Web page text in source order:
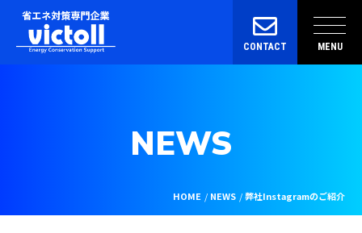
CONTACT MENU
NEWS
HOME NEWS 弊社Instagramのご紹介